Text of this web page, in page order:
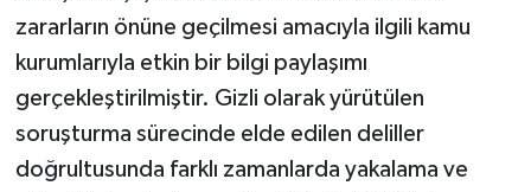
zararların önüne geçilmesi amacıyla ilgili kamu
kurumlarıyla etkin bir bilgi paylaşımı
gerçekleştirilmiştir. Gizli olarak yürütülen
soruşturma sürecinde elde edilen deliller
doğrultusunda farklı zamanlarda yakalama ve